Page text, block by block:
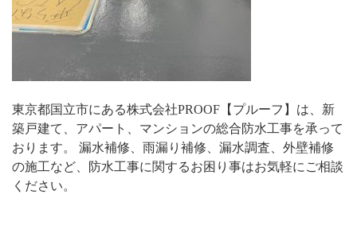
東京都国立市にある株式会社PROOF【プルーフ】は、新
築戸建て、アパート、マンションの総合防水工事を承って
おります。 漏水補修、雨漏り補修、漏水調査、外壁補修
の施工など、防水工事に関するお困り事はお気軽にご相談
ください。